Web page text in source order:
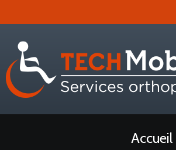
Accueil